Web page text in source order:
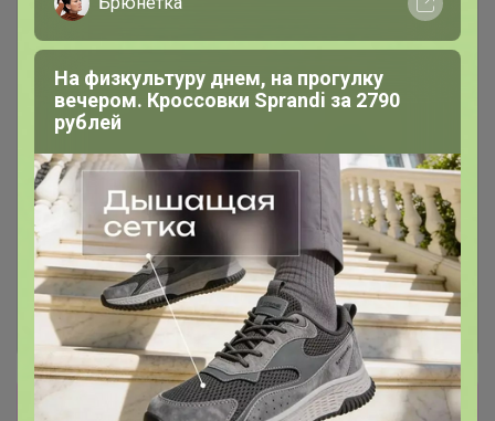
Сбор заказов в данной закупке
На физкультуру днем, на прогулку
вечером. Кроссовки Sprandi за 2790
рублей